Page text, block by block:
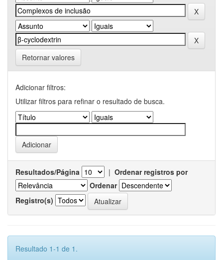
Retornar valores
Adicionar filtros:
Utilizar filtros para refinar o resultado de busca.
Resultados/Página | Ordenar registros por
Ordenar
Registro(s)
Resultado 1-1 de 1.